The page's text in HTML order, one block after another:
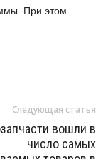
При этом
Следующая статья
вошли в
число самых